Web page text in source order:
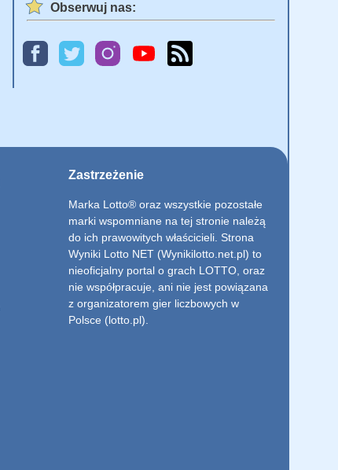
Obserwuj nas:
Zastrzeżenie
Marka Lotto® oraz wszystkie pozostałe
marki wspomniane na tej stronie należą
do ich prawowitych właścicieli. Strona
Wyniki Lotto NET (Wynikilotto.net.pl) to
nieoficjalny portal o grach LOTTO, oraz
nie współpracuje, ani nie jest powiązana
z organizatorem gier liczbowych w
Polsce (lotto.pl).